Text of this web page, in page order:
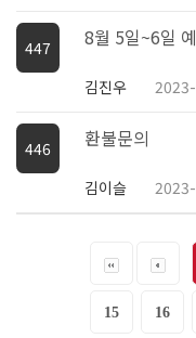
447 8월 5일~6일
김진우
446 환불문의
김이슬
15 16